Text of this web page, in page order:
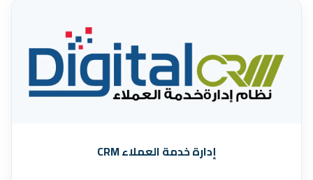
إدارة خدمة العملاء CRM